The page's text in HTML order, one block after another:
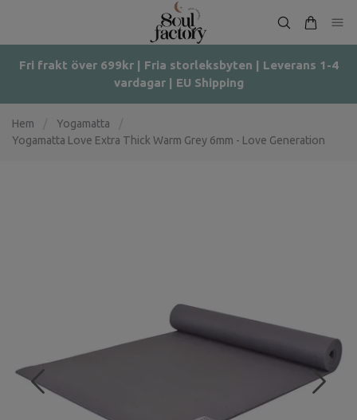
Fri frakt över 699kr | Fria storleksbyten | Leverans 1-4
vardagar | EU Shipping
Hem Yogamatta
Yogamatta Love Extra Thick Warm Grey 6mm - Love Generation